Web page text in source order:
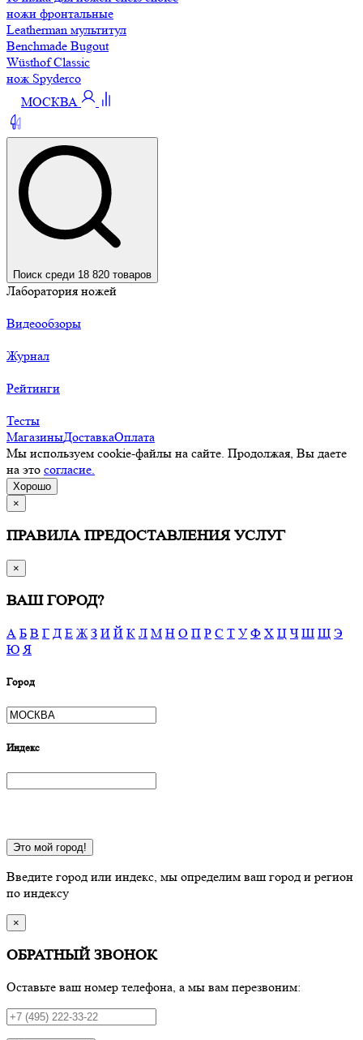
ножи фронтальные
Leatherman мультитул
Benchmade Bugout
Wüsthof Classic
нож Spyderco
МОСКВА
Поиск среди 18 820 товаров
Лаборатория ножей
Видеообзоры
Журнал
Рейтинги
Тесты
МагазиныДоставкаОплата
Мы используем cookie-файлы на сайте. Продолжая, Вы даете
на это согласие.
Хорошо
×
ПРАВИЛА ПРЕДОСТАВЛЕНИЯ УСЛУГ
×
ВАШ ГОРОД?
А Б В Г Д Е Ж З И Й К Л М Н О П Р С Т У Ф Х Ц Ч Ш Щ Э
Ю Я
Город
Индекс
Это мой город!
Введите город или индекс, мы определим ваш город и регион
по индексу
×
ОБРАТНЫЙ ЗВОНОК
Оставьте ваш номер телефона, а мы вам перезвоним: